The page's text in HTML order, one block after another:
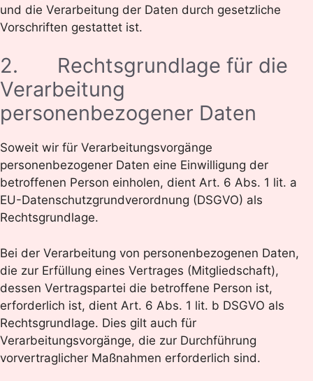
und die Verarbeitung der Daten durch gesetzliche
Vorschriften gestattet ist.
2. Rechtsgrundlage für die
Verarbeitung
personenbezogener Daten
Soweit wir für Verarbeitungsvorgänge
personenbezogener Daten eine Einwilligung der
betroffenen Person einholen, dient Art. 6 Abs. 1 lit. a
EU-Datenschutzgrundverordnung (DSGVO) als
Rechtsgrundlage.
Bei der Verarbeitung von personenbezogenen Daten,
die zur Erfüllung eines Vertrages (Mitgliedschaft),
dessen Vertragspartei die betroffene Person ist,
erforderlich ist, dient Art. 6 Abs. 1 lit. b DSGVO als
Rechtsgrundlage. Dies gilt auch für
Verarbeitungsvorgänge, die zur Durchführung
vorvertraglicher Maßnahmen erforderlich sind.